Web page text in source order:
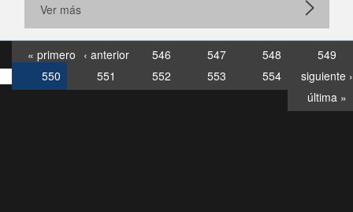
Ver más
« primero ‹ anterior 546 547 548
549
550
551 552 553 554
siguiente ›
última »